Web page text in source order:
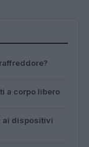
a corpo libero
ai dispositivi